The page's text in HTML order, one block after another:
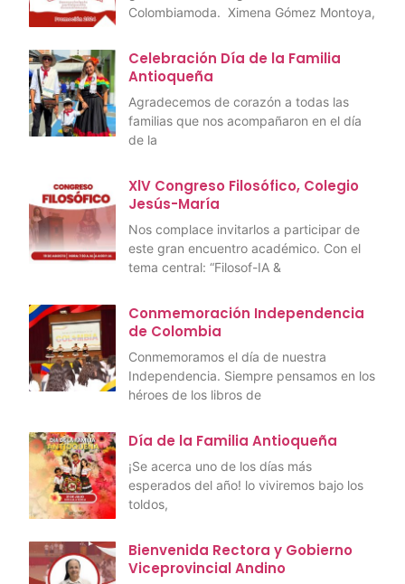
Colombiamoda. Ximena Gómez Montoya,
Celebración Día de la Familia
Antioqueña
Agradecemos de corazón a todas las
familias que nos acompañaron en el día
de la
XlV Congreso Filosófico, Colegio
Jesús-María
Nos complace invitarlos a participar de
este gran encuentro académico. Con el
tema central: “Filosof-IA &
Conmemoración Independencia
de Colombia
Conmemoramos el día de nuestra
Independencia. Siempre pensamos en los
héroes de los libros de
Día de la Familia Antioqueña
¡Se acerca uno de los días más
esperados del año! lo viviremos bajo los
toldos,
Bienvenida Rectora y Gobierno
Viceprovincial Andino